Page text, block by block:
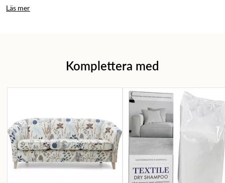
Läs mer
Komplettera med